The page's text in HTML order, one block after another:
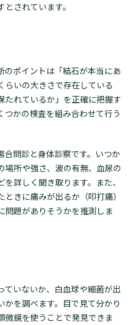
されています。
のポイントは「結石が本当にあ
らいの大きさで存在している
たれているか」を正確に把握す
つかの検査を組み合わせて行う
問診と身体診察です。いつか
場所や強さ、波の有無、血尿の
詳しく聞き取ります。また、
きに痛みが出るか（叩打痛）
問題がありそうかを推測しま
ていないか、白血球や細菌が出
を調べます。目で見て分かり
微鏡を使うことで発見できま